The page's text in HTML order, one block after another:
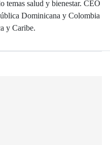
temas salud y bienestar. CEO
Dominicana y Colombia
y Caribe.